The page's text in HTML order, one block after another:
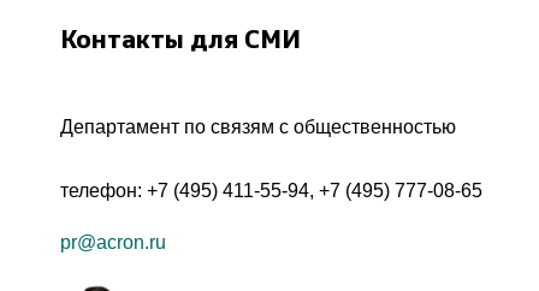
Контакты для СМИ
Департамент по связям с общественностью
телефон: +7 (495) 411-55-94, +7 (495) 777-08-65
pr@acron.ru